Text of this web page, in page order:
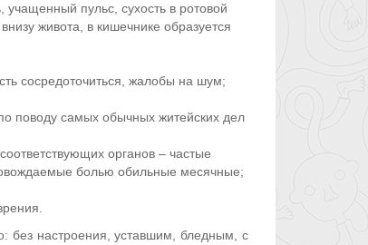
пульс, сухость в ротовой
живота, в кишечнике образуется
сосредоточиться, жалобы на шум;
поводу самых обычных житейских дел
органов – частые
болью обильные месячные;
без настроения, уставшим, бледным, с